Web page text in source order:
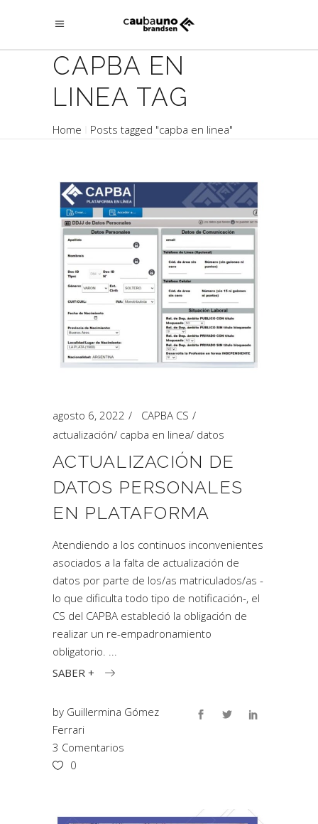
CAPBA EN
LINEA TAG
Home Posts tagged "capba en linea"
agosto 6, 2022
CAPBA CS
actualización/ capba en linea/ datos
ACTUALIZACIÓN DE
DATOS PERSONALES
EN PLATAFORMA
Atendiendo a los continuos inconvenientes
asociados a la falta de actualización de
datos por parte de los/as matriculados/as -
lo que dificulta todo tipo de notificación-, el
CS del CAPBA estableció la obligación de
realizar un re-empadronamiento
obligatorio.
SABER +
by Guillermina Gómez
Ferrari
3 Comentarios
0